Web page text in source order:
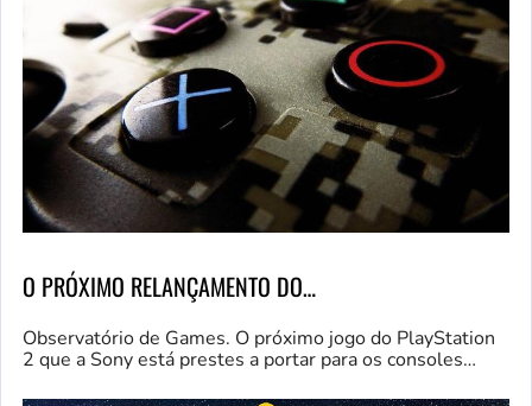
O PRÓXIMO RELANÇAMENTO DO…
Observatório de Games. O próximo jogo do PlayStation
2 que a Sony está prestes a portar para os consoles…